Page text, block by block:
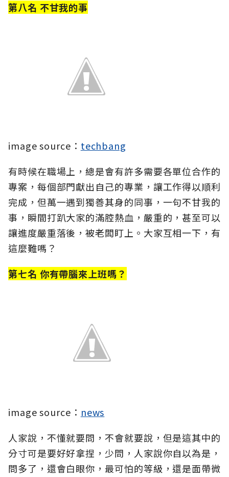
第八名 不甘我的事
image source： techbang
有時候在職場上，總是會有許多需要各單位合作的
專案，每個部門獻出自己的專業，讓工作得以順利
完成，但萬一遇到獨善其身的同事，一句不甘我的
事，瞬間打趴大家的滿腔熱血，嚴重的，甚至可以
讓進度嚴重落後，被老闆盯上。大家互相一下，有
這麼難嗎？
第七名 你有帶腦來上班嗎？
image source： news
人家說，不懂就要問，不會就要說，但是這其中的
分寸可是要好好拿捏，少問，人家說你自以為是，
問多了，還會白眼你，最可怕的等級，還是面帶微